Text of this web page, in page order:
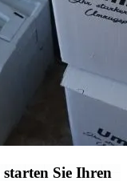
Sie Ihren